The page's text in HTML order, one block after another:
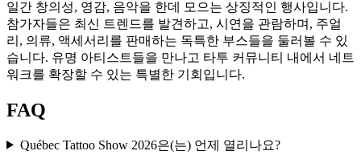
일간 창의성, 영감, 음악을 한데 모으는 상징적인 행사입니다.
참가자들은 최신 트렌드를 발견하고, 시연을 관람하며, 주얼
리, 의류, 액세서리를 판매하는 독특한 부스들을 둘러볼 수 있
습니다. 유명 아티스트들을 만나고 타투 커뮤니티 내에서 네트
워크를 확장할 수 있는 특별한 기회입니다.
FAQ
Québec Tattoo Show 2026은(는) 언제 열리나요?